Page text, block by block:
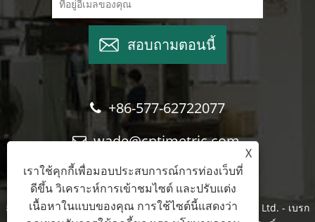
สอบถามตอนนี้
+86-577-62722077
wade@cntimetric.com
ลิขสิทธิ์ © 2022 Wenzhou Shuyi Import and Export Co., Ltd. - เบรก
X
เราใช้คุกกี้เพื่อมอบประสบการณ์การท่องเว็บที่
ดีขึ้น วิเคราะห์การเข้าชมไซต์ และปรับแต่ง
เนื้อหาในแบบของคุณ การใช้ไซต์นี้แสดงว่า